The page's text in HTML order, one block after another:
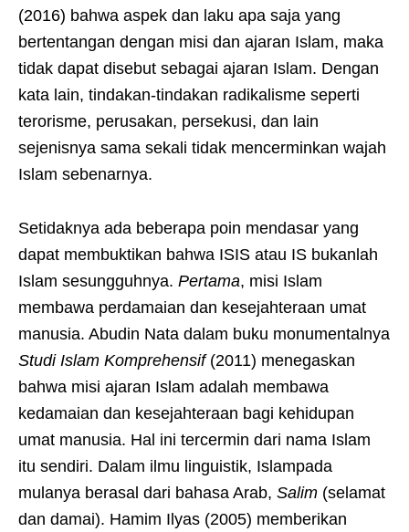
(2016) bahwa aspek dan laku apa saja yang
bertentangan dengan misi dan ajaran Islam, maka
tidak dapat disebut sebagai ajaran Islam. Dengan
kata lain, tindakan-tindakan radikalisme seperti
terorisme, perusakan, persekusi, dan lain
sejenisnya sama sekali tidak mencerminkan wajah
Islam sebenarnya.
Setidaknya ada beberapa poin mendasar yang
dapat membuktikan bahwa ISIS atau IS bukanlah
Islam sesungguhnya. Pertama, misi Islam
membawa perdamaian dan kesejahteraan umat
manusia. Abudin Nata dalam buku monumentalnya
Studi Islam Komprehensif (2011) menegaskan
bahwa misi ajaran Islam adalah membawa
kedamaian dan kesejahteraan bagi kehidupan
umat manusia. Hal ini tercermin dari nama Islam
itu sendiri. Dalam ilmu linguistik, Islampada
mulanya berasal dari bahasa Arab, Salim (selamat
dan damai). Hamim Ilyas (2005) memberikan